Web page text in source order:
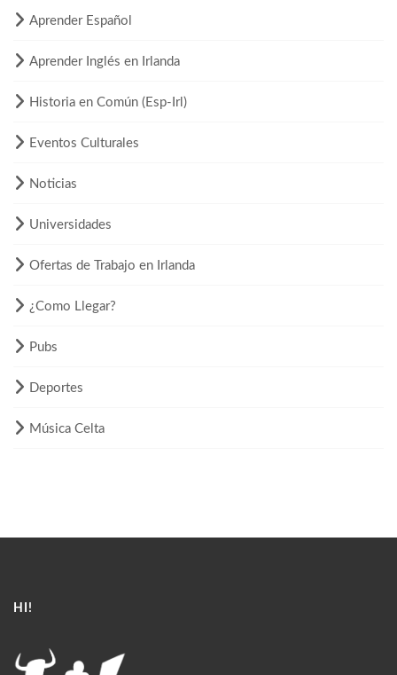
Aprender Español
Aprender Inglés en Irlanda
Historia en Común (Esp-Irl)
Eventos Culturales
Noticias
Universidades
Ofertas de Trabajo en Irlanda
¿Como Llegar?
Pubs
Deportes
Música Celta
HI!